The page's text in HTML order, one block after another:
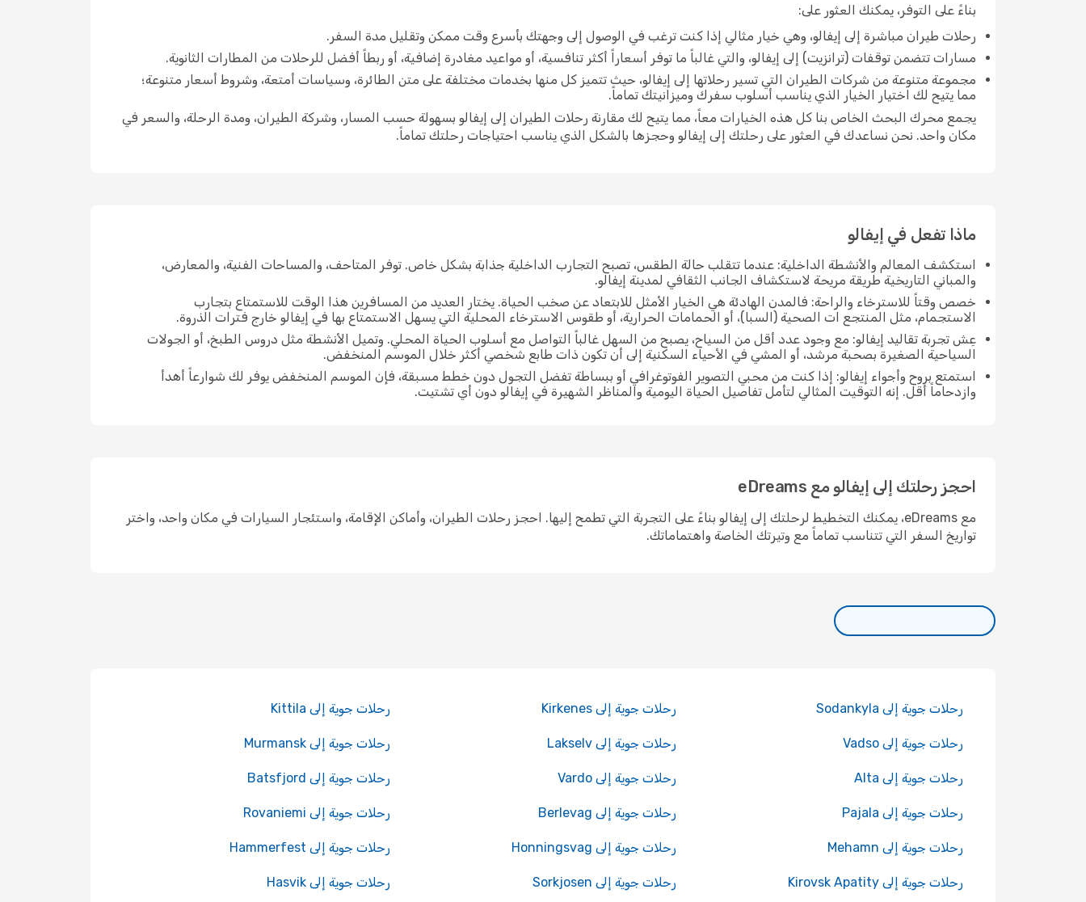
بناءً على التوفر، يمكنك العثور على:
رحلات طيران مباشرة إلى إيفالو، وهي خيار مثالي إذا كنت ترغب في الوصول إلى وجهتك بأسرع وقت ممكن وتقليل مدة السفر.
مسارات تتضمن توقفات (ترانزيت) إلى إيفالو، والتي غالباً ما توفر أسعاراً أكثر تنافسية، أو مواعيد مغادرة إضافية، أو ربطاً أفضل للرحلات من المطارات الثانوية.
مجموعة متنوعة من شركات الطيران التي تسير رحلاتها إلى إيفالو، حيث تتميز كل منها بخدمات مختلفة على متن الطائرة، وسياسات أمتعة، وشروط أسعار متنوعة؛
مما يتيح لك اختيار الخيار الذي يناسب أسلوب سفرك وميزانيتك تماماً.
يجمع محرك البحث الخاص بنا كل هذه الخيارات معاً، مما يتيح لك مقارنة رحلات الطيران إلى إيفالو بسهولة حسب المسار، وشركة الطيران، ومدة الرحلة، والسعر في
مكان واحد. نحن نساعدك في العثور على رحلتك إلى إيفالو وحجزها بالشكل الذي يناسب احتياجات رحلتك تماماً.
ماذا تفعل في إيفالو
استكشف المعالم والأنشطة الداخلية: عندما تتقلب حالة الطقس، تصبح التجارب الداخلية جذابة بشكل خاص. توفر المتاحف، والمساحات الفنية، والمعارض،
والمباني التاريخية طريقة مريحة لاستكشاف الجانب الثقافي لمدينة إيفالو.
خصص وقتاً للاسترخاء والراحة: فالمدن الهادئة هي الخيار الأمثل للابتعاد عن صخب الحياة. يختار العديد من المسافرين هذا الوقت للاستمتاع بتجارب
الاستجمام، مثل المنتجع ات الصحية (السبا)، أو الحمامات الحرارية، أو طقوس الاسترخاء المحلية التي يسهل الاستمتاع بها في إيفالو خارج فترات الذروة.
عِش تجربة تقاليد إيفالو: مع وجود عدد أقل من السياح، يصبح من السهل غالباً التواصل مع أسلوب الحياة المحلي. وتميل الأنشطة مثل دروس الطبخ، أو الجولات
السياحية الصغيرة بصحبة مرشد، أو المشي في الأحياء السكنية إلى أن تكون ذات طابع شخصي أكثر خلال الموسم المنخفض.
استمتع بروح وأجواء إيفالو: إذا كنت من محبي التصوير الفوتوغرافي أو ببساطة تفضل التجول دون خطط مسبقة، فإن الموسم المنخفض يوفر لك شوارعاً أهدأ
وازدحاماً أقل. إنه التوقيت المثالي لتأمل تفاصيل الحياة اليومية والمناظر الشهيرة في إيفالو دون أي تشتيت.
احجز رحلتك إلى إيفالو مع eDreams
مع eDreams، يمكنك التخطيط لرحلتك إلى إيفالو بناءً على التجربة التي تطمح إليها. احجز رحلات الطيران، وأماكن الإقامة، واستئجار السيارات في مكان واحد، واختر
تواريخ السفر التي تتناسب تماماً مع وتيرتك الخاصة واهتماماتك.
رحلات جوية إلى Sodankyla رحلات جوية إلى Kirkenes رحلات جوية إلى Kittila
رحلات جوية إلى Vadso رحلات جوية إلى Lakselv رحلات جوية إلى Murmansk
رحلات جوية إلى Alta رحلات جوية إلى Vardo رحلات جوية إلى Batsfjord
رحلات جوية إلى Pajala رحلات جوية إلى Berlevag رحلات جوية إلى Rovaniemi
رحلات جوية إلى Mehamn رحلات جوية إلى Honningsvag رحلات جوية إلى Hammerfest
رحلات جوية إلى Kirovsk Apatity رحلات جوية إلى Sorkjosen رحلات جوية إلى Hasvik